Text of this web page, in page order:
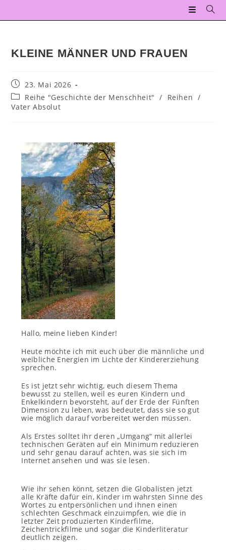
KLEINE MÄNNER UND FRAUEN
23. Mai 2026
Reihe "Geschichte der Menschheit"
/ Reihen /
Vater Absolut
Hallo, meine lieben Kinder!
Heute möchte ich mit euch über die männliche und
weibliche Energien im Lichte der Kindererziehung
sprechen.
Es ist jetzt sehr wichtig, euch diesem Thema
bewusst zu stellen, weil es euren Kindern und
Enkelkindern bevorsteht, auf der Erde der Fünften
Dimension zu leben, was bedeutet, dass sie so gut
wie möglich darauf vorbereitet werden müssen.
Als Erstes solltet ihr deren „Umgang“ mit allerlei
technischen Geräten auf ein Minimum reduzieren
und sehr genau darauf achten, was sie sich im
Internet ansehen und was sie lesen.
Wie ihr sehen könnt, setzen die Globalisten jetzt
alle Kräfte dafür ein, Kinder im wahrsten Sinne des
Wortes zu entpersönlichen und ihnen einen
schlechten Geschmack einzuimpfen, wie die in
letzter Zeit produzierten Kinderfilme,
Zeichentrickfilme und sogar die Kinderliteratur
deutlich zeigen.